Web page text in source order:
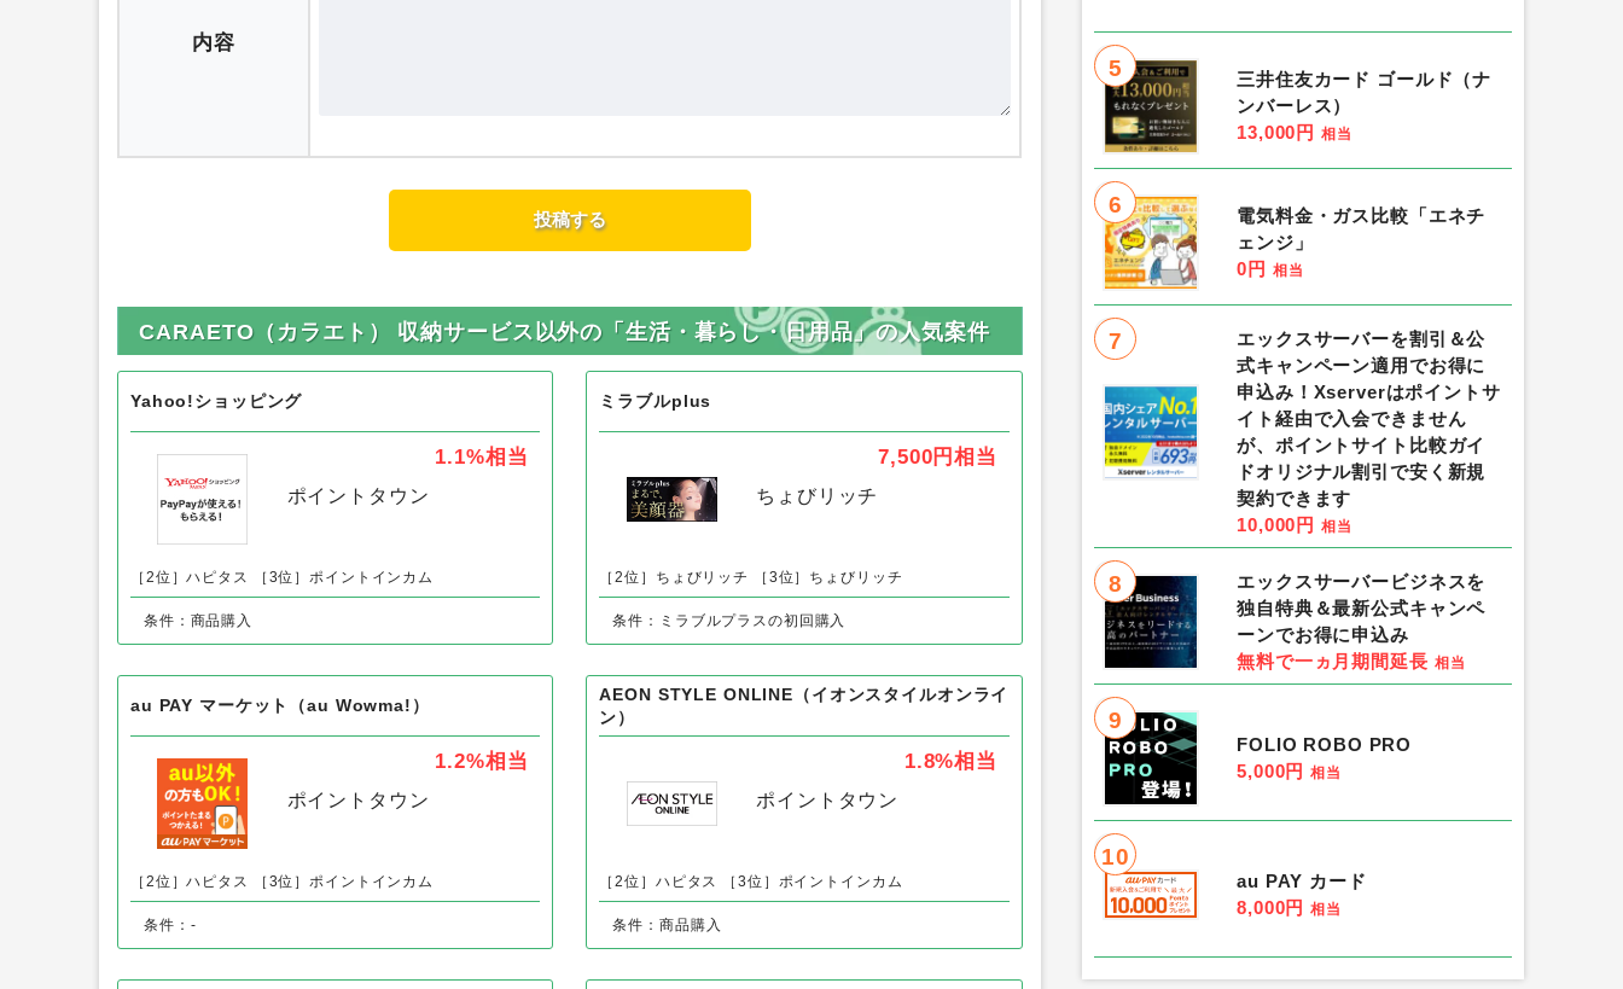
内容
CARAETO（カラエト） 収納サービス以外の「生活・暮らし・日用品」の人気案件
Yahoo!ショッピング
ポイントタウン
ミラブルplus
7,500円
ちょびリッチ
［2位］ちょびリッチ ［3位］ちょびリッチ
条件：ミラブルプラスの初回購入
au PAY マーケット（au Wowma!）
ポイントタウン
AEON STYLE ONLINE（イオンスタイルオンライ
ン）
ポイントタウン
5
三井住友カード ゴールド（ナ
ンバーレス）
13,000円 相当
6
電気料金・ガス比較「エネチ
ェンジ」
0円 相当
7
エックスサーバーを割引＆公
式キャンペーン適用でお得に
申込み！Xserverはポイントサ
イト経由で入会できません
が、ポイントサイト比較ガイ
ドオリジナル割引で安く新規
契約できます
10,000円 相当
8
エックスサーバービジネスを
独自特典＆最新公式キャンペ
ーンでお得に申込み
無料で一ヵ月期間延長 相当
9
FOLIO ROBO PRO
5,000円 相当
10
au PAY カード
8,000円 相当